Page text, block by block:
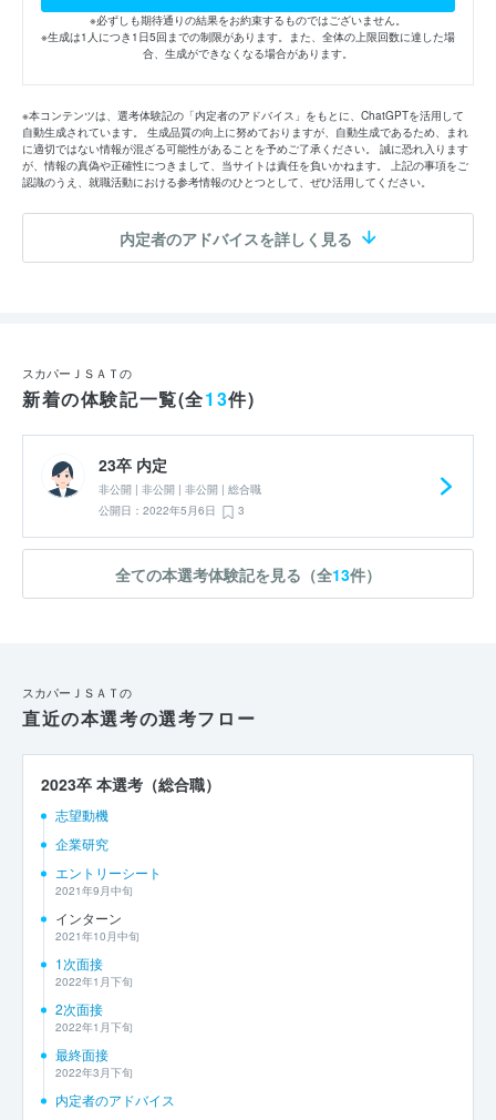
※必ずしも期待通りの結果をお約束するものではございません。
※生成は1人につき1日5回までの制限があります。また、全体の上限回数に達した場
合、生成ができなくなる場合があります。
※本コンテンツは、選考体験記の「内定者のアドバイス」をもとに、ChatGPTを活用して
自動生成されています。 生成品質の向上に努めておりますが、自動生成であるため、まれ
に適切ではない情報が混ざる可能性があることを予めご了承ください。 誠に恐れ入ります
が、情報の真偽や正確性につきまして、当サイトは責任を負いかねます。 上記の事項をご
認識のうえ、就職活動における参考情報のひとつとして、ぜひ活用してください。
内定者のアドバイスを詳しく見る
スカパーＪＳＡＴの
新着の体験記一覧(全13件)
23卒 内定
非公開 | 非公開 | 非公開 | 総合職
公開日：2022年5月6日
3
全ての本選考体験記を見る（全13件）
スカパーＪＳＡＴの
直近の本選考の選考フロー
2023卒 本選考（総合職）
志望動機
企業研究
エントリーシート
2021年9月中旬
インターン
2021年10月中旬
1次面接
2022年1月下旬
2次面接
2022年1月下旬
最終面接
2022年3月下旬
内定者のアドバイス